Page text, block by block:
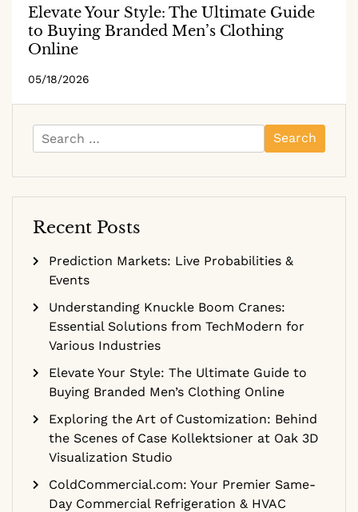
Elevate Your Style: The Ultimate Guide
to Buying Branded Men’s Clothing
Online
05/18/2026
Search
for:
Recent Posts
Prediction Markets: Live Probabilities &
Events
Understanding Knuckle Boom Cranes:
Essential Solutions from TechModern for
Various Industries
Elevate Your Style: The Ultimate Guide to
Buying Branded Men’s Clothing Online
Exploring the Art of Customization: Behind
the Scenes of Case Kollektsioner at Oak 3D
Visualization Studio
ColdCommercial.com: Your Premier Same-
Day Commercial Refrigeration & HVAC